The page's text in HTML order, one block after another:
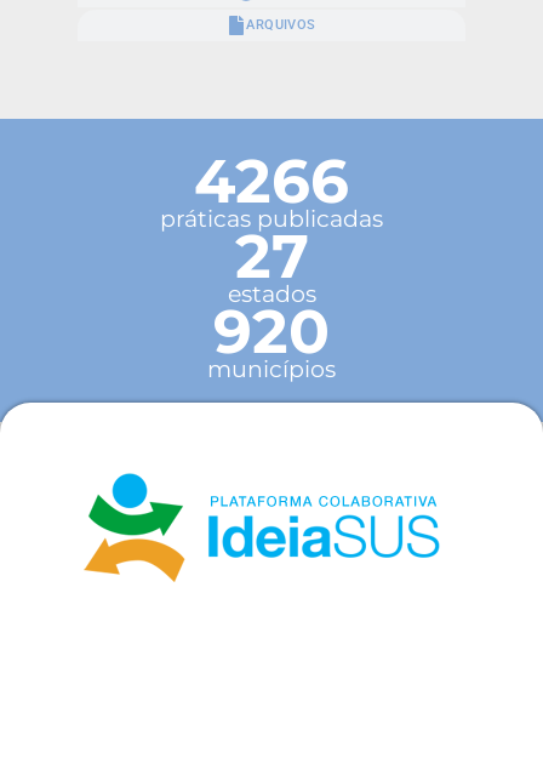
ARQUIVOS
4266
práticas publicadas
27
estados
920
municípios